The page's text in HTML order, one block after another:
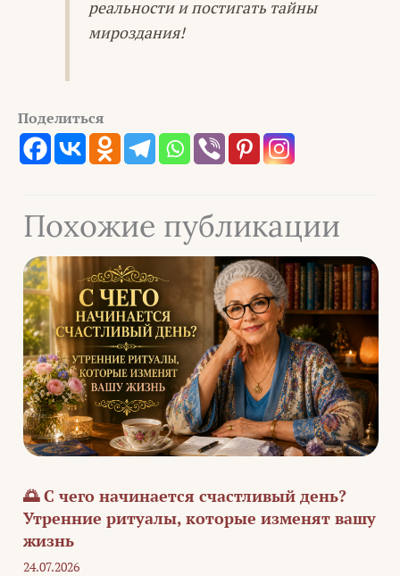
реальности и постигать тайны
мироздания!
Поделиться
Похожие публикации
🌅 С чего начинается счастливый день?
Утренние ритуалы, которые изменят вашу
жизнь
24.07.2026